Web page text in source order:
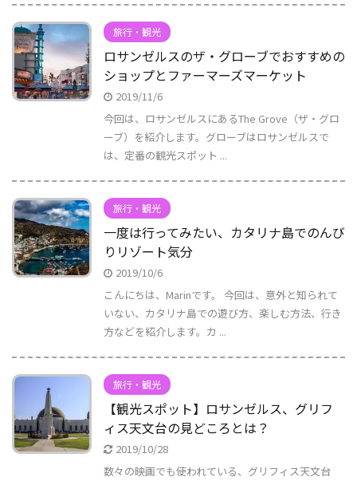
旅行・観光
ロサンゼルスのザ・グローブでおすすめの
ショップとファーマーズマーケット
2019/11/6
今回は、ロサンゼルスにあるThe Grove（ザ・グロ
ーブ）を紹介します。グローブはロサンゼルスで
は、定番の観光スポット ...
旅行・観光
一度は行ってみたい、カタリナ島でのんび
りリゾート気分
2019/10/6
こんにちは、Marinです。 今回は、意外と知られて
いない、カタリナ島での遊び方、楽しむ方法、行き
方などを紹介します。カ ...
旅行・観光
【観光スポット】ロサンゼルス、グリフ
ィス天文台の見どころとは？
2019/10/28
数々の映画でも使われている、グリフィス天文台